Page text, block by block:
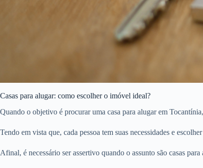
Casas para alugar: como escolher o imóvel ideal?
Quando o objetivo é procurar uma casa para alugar em
Tendo em vista que, cada pessoa tem suas necessidades e
Afinal, é necessário ser assertivo quando o assunto são casas